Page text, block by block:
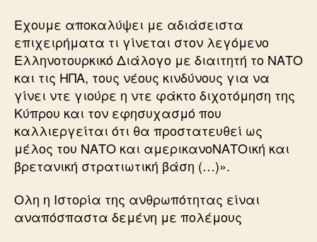
Εχουμε αποκαλύψει με αδιάσειστα
επιχειρήματα τι γίνεται στον λεγόμενο
Ελληνοτουρκικό Διάλογο με διαιτητή το ΝΑΤΟ
και τις ΗΠΑ, τους νέους κινδύνους για να
γίνει ντε γιούρε η ντε φάκτο διχοτόμηση της
Κύπρου και τον εφησυχασμό που
καλλιεργείται ότι θα προστατευθεί ως
μέλος του ΝΑΤΟ και αμερικανοΝΑΤΟική και
βρετανική στρατιωτική βάση (…)».
Ολη η Ιστορία της ανθρωπότητας είναι
αναπόσπαστα δεμένη με πολέμους